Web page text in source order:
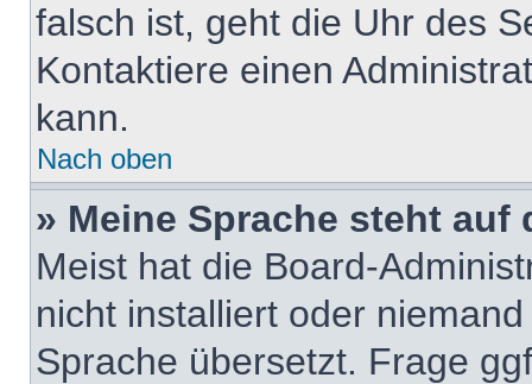
falsch ist, geht die Uhr des
Kontaktiere einen
kann.
Nach oben
» Meine Sprache steht
Meist hat die Board-
nicht installiert oder
Sprache übersetzt. Frage